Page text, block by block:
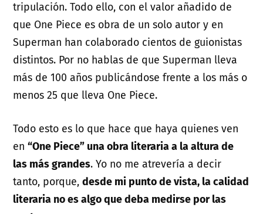
tripulación. Todo ello, con el valor añadido de
que One Piece es obra de un solo autor y en
Superman han colaborado cientos de guionistas
distintos. Por no hablas de que Superman lleva
más de 100 años publicándose frente a los más o
menos 25 que lleva One Piece.
Todo esto es lo que hace que haya quienes ven
en“One Piece” una obra literaria a la altura de
las más grandes. Yo no me atrevería a decir
tanto, porque,desde mi punto de vista, la calidad
literaria no es algo que deba medirse por las